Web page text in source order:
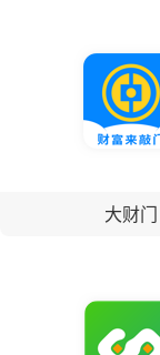
大财门